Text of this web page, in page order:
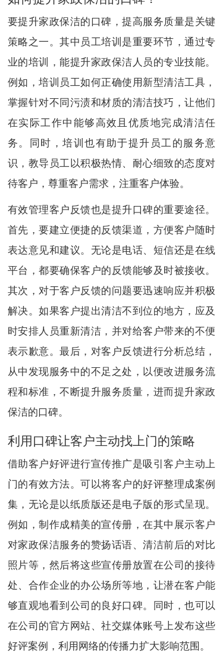
要提升家政保洁的口碑，提高服务质量是关键
策略之一。其中员工培训是重要环节，通过专
业的培训，能提升家政保洁人员的专业技能。
例如，培训员工如何正确使用新型清洁工具，
掌握针对不同污渍和材质的清洁技巧，让他们
在实际工作中能够高效且优质地完成清洁任
务。同时，培训也有助于提升员工的服务意
识，教导员工以积极热情、耐心细致的态度对
待客户，尊重客户需求，注重客户体验。
有效管理客户反馈也是提升口碑的重要途径。
首先，要建立便捷的反馈渠道，方便客户随时
表达意见和建议。无论是电话、短信还是在线
平台，都要确保客户的反馈能够及时被接收。
其次，对于客户反馈的问题要迅速响应并积极
解决。如果客户提出清洁不到位的地方，应及
时安排人员重新清洁，并对给客户带来的不便
表示歉意。最后，对客户反馈进行分析总结，
从中发现服务中的不足之处，以便改进服务流
程和标准，不断提升服务质量，进而提升家政
保洁的口碑。
利用口碑让客户主动找上门的策略
借助客户好评进行宣传推广是吸引客户主动上
门的有效方法。可以将客户的好评整理成案例
集，无论是以纸质版还是电子版的形式呈现。
例如，制作成精美的宣传册，在其中展示客户
对家政保洁服务的赞扬话语、清洁前后的对比
照片等，然后将这些宣传册放置在公司的接待
处、合作企业的办公场所等地，让潜在客户能
够直观地看到公司的良好口碑。同时，也可以
在公司的官方网站、社交媒体账号上发布这些
好评案例，利用网络的传播力扩大影响范围。